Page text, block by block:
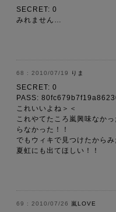
SECRET: 0
みれません…
2010/07/19 りま
SECRET: 0
PASS:
これいいよね＞＜
これやてたころ嵐興味なか
らなかった！！
でもウィキで見つけたから
夏虹にも出てほしい！！
2010/07/26 嵐LOVE